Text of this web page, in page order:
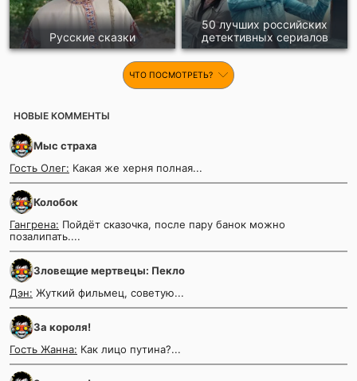
Русские сказки
50 лучших российских
детективных сериалов
ЧТО ПОСМОТРЕТЬ?
НОВЫЕ КОММЕНТЫ
Мыс страха
Гость Олег: Какая же херня полная...
Колобок
Гангрена: Пойдёт сказочка, после пару банок можно
позалипать....
Зловещие мертвецы: Пекло
Дэн: Жуткий фильмец, советую...
За короля!
Гость Жанна: Как лицо путина?...